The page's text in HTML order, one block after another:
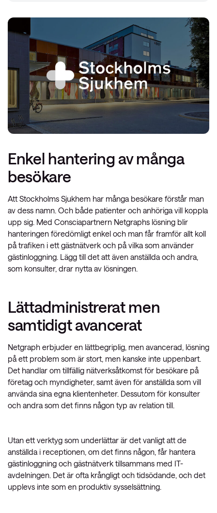
Enkel hantering av många
besökare
Att Stockholms Sjukhem har många besökare förstår man
av dess namn. Och både patienter och anhöriga vill koppla
upp sig. Med Consciapartnern Netgraphs lösning blir
hanteringen föredömligt enkel och man får framför allt koll
på trafiken i ett gästnätverk och på vilka som använder
gästinloggning. Lägg till det att även anställda och andra,
som konsulter, drar nytta av lösningen.
Lättadministrerat men
samtidigt avancerat
Netgraph erbjuder en lättbegriplig, men avancerad, lösning
på ett problem som är stort, men kanske inte uppenbart.
Det handlar om tillfällig nätverksåtkomst för besökare på
företag och myndigheter, samt även för anställda som vill
använda sina egna klientenheter. Dessutom för konsulter
och andra som det finns någon typ av relation till.
Utan ett verktyg som underlättar är det vanligt att de
anställda i receptionen, om det finns någon, får hantera
gästinloggning och gästnätverk tillsammans med IT-
avdelningen. Det är ofta krångligt och tidsödande, och det
upplevs inte som en produktiv sysselsättning.